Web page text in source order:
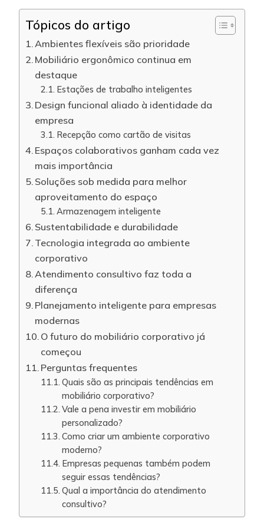
Tópicos do artigo
Ambientes flexíveis são prioridade
Mobiliário ergonômico continua em
destaque
Estações de trabalho inteligentes
Design funcional aliado à identidade da
empresa
Recepção como cartão de visitas
Espaços colaborativos ganham cada vez
mais importância
Soluções sob medida para melhor
aproveitamento do espaço
Armazenagem inteligente
Sustentabilidade e durabilidade
Tecnologia integrada ao ambiente
corporativo
Atendimento consultivo faz toda a
diferença
Planejamento inteligente para empresas
modernas
O futuro do mobiliário corporativo já
começou
Perguntas frequentes
Quais são as principais tendências em
mobiliário corporativo?
Vale a pena investir em mobiliário
personalizado?
Como criar um ambiente corporativo
moderno?
Empresas pequenas também podem
seguir essas tendências?
Qual a importância do atendimento
consultivo?